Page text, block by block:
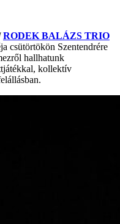
RODEK BALÁZS TRIO
csütörtökön Szentendrére
hallhatunk
kollektív